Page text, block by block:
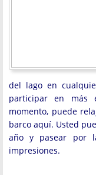
del lago en
participar en más
momento, puede
barco aquí. Usted
año y pasear por
impresiones.